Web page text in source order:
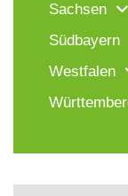
Sachsen
Südbayern
Westfalen